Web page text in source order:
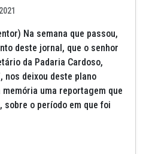
Na semana que passou,
deste jornal, que o senhor
da Padaria Cardoso,
nos deixou deste plano
uma reportagem que
sobre o período em que foi